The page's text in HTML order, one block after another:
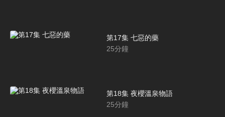
第17集 七惡的藥
25分鐘
第18集 夜櫻溫泉物語
25分鐘